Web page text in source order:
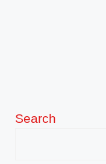
Search